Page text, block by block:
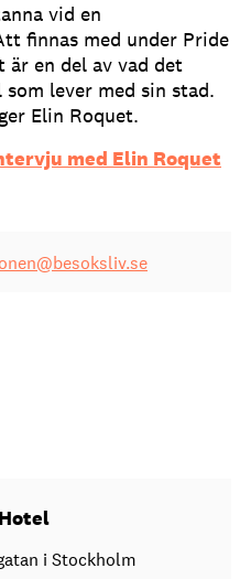
vid en
finnas med under Pride
är en del av vad det
lever med sin stad.
Elin Roquet.
med Elin Roquet
i Stockholm